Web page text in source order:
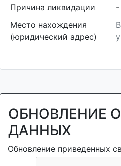
Причина ликвидации
-
Место нахождения
(юридический адрес)
ОБНОВЛЕНИЕ
ДАННЫХ
Обновление приведенных